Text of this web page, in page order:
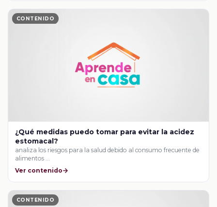
CONTENIDO
¿Qué medidas puedo tomar para evitar la acidez
estomacal?
analiza los riesgos para la salud debido al consumo frecuente de
alimentos …
Ver contenido
CONTENIDO